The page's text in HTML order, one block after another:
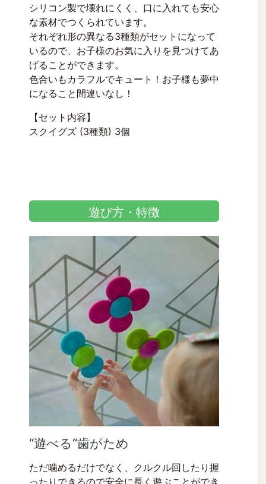
シリコン製で壊れにくく、口に入れても安心
な素材でつくられています。
それぞれ形の異なる3種類がセットになって
いるので、お子様のお気に入りを見つけてあ
げることができます。
色合いもカラフルでキュート！お子様も夢中
になること間違いなし！
【セット内容】
スクイグズ (3種類) 3個
遊び方・特徴
“遊べる“歯がため
ただ噛めるだけでなく、クルクル回したり握
ったりできるので安全に長く遊ぶことができ